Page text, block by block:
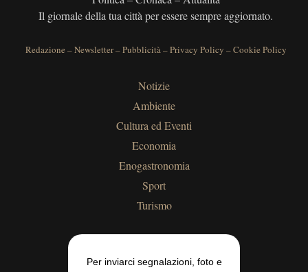
Il giornale della tua città per essere sempre aggiornato.
Redazione –Newsletter–Pubblicità–Privacy Policy –Cookie Policy
Notizie
Ambiente
Cultura ed Eventi
Economia
Enogastronomia
Sport
Turismo
Per inviarci segnalazioni, foto e